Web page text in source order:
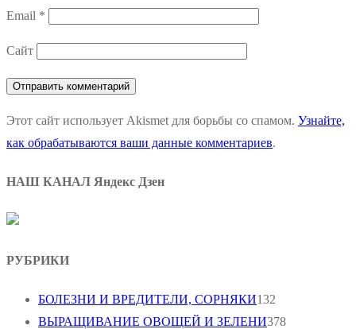
Email *
Сайт
Этот сайт использует Akismet для борьбы со спамом. Узнайте,
как обрабатываются ваши данные комментариев.
НАШ КАНАЛ Яндекс Дзен
РУБРИКИ
БОЛЕЗНИ И ВРЕДИТЕЛИ, СОРНЯКИ132
ВЫРАЩИВАНИЕ ОВОЩЕЙ И ЗЕЛЕНИ378